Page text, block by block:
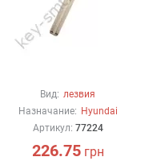
Вид: лезвия
Назначание: Hyundai
Артикул: 77224
226.75грн